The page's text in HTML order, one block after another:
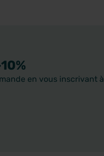
en vous inscrivant à